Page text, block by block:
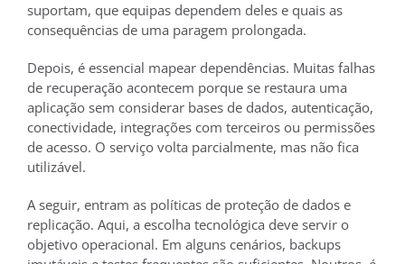
suportam, que equipas dependem deles e quais as
consequências de uma paragem prolongada.
Depois, é essencial mapear dependências. Muitas falhas
de recuperação acontecem porque se restaura uma
aplicação sem considerar bases de dados, autenticação,
conectividade, integrações com terceiros ou permissões
de acesso. O serviço volta parcialmente, mas não fica
utilizável.
A seguir, entram as políticas de proteção de dados e
replicação. Aqui, a escolha tecnológica deve servir o
objetivo operacional. Em alguns cenários, backups